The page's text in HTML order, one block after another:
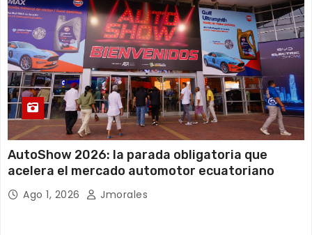
AutoShow 2026: la parada obligatoria que
acelera el mercado automotor ecuatoriano
Ago 1, 2026 Jmorales